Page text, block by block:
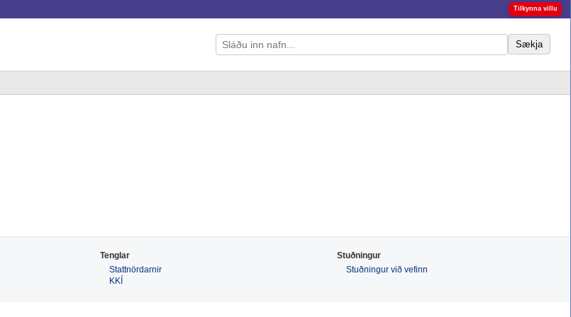
Tilkynna villu
Sækja
Tenglar
Stattnördarnir
KKÍ
Stuðningur
Stuðningur við vefinn